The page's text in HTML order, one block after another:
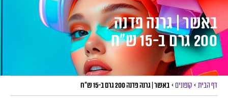
באשר | גרנה פדנה
200 גרם ב-15 ש”ח
דף הבית > קופונים> באשר | גרנה פדנה 200 גרם ב-15 ש”ח